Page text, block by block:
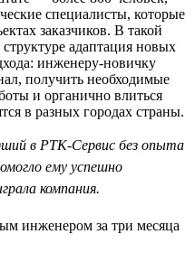
специалисты, которые
заказчиков. В такой
адаптация новых
инженеру-новичку
получить необходимые
и органично влиться
в разных городах страны.
в РТК-Сервис без опыта
ему успешно
компания.